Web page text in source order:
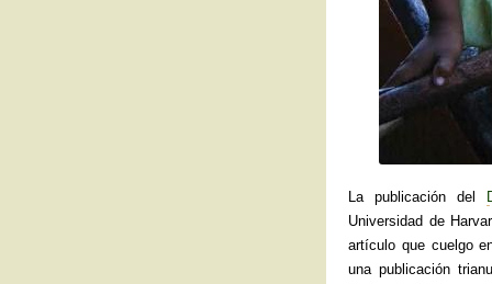
La publicación del
Universidad de
artículo que cuelgo
una publicación